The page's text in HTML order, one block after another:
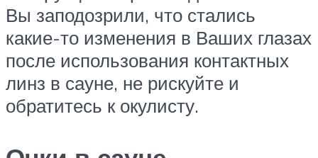
Вы заподозрили, что стались
какие-то изменения в Ваших глазах
после использования контактных
линз в сауне, не рискуйте и
обратитесь к окулисту.